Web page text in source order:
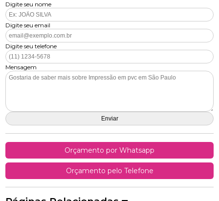
Digite seu nome
Digite seu email
Digite seu telefone
Mensagem
Orçamento por Whatsapp
Orçamento pelo Telefone